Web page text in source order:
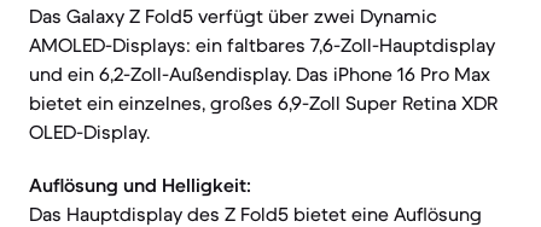
Das Galaxy Z Fold5 verfügt über zwei Dynamic
AMOLED-Displays: ein faltbares 7,6-Zoll-Hauptdisplay
und ein 6,2-Zoll-Außendisplay. Das iPhone 16 Pro Max
bietet ein einzelnes, großes 6,9-Zoll Super Retina XDR
OLED-Display.
Auflösung und Helligkeit:
Das Hauptdisplay des Z Fold5 bietet eine Auflösung